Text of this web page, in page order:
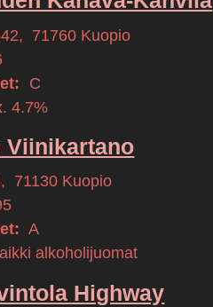
, 71760 Kuopio
C
4.7%
Viinikartano
, 71130 Kuopio
A
alkoholijuomat
Highway